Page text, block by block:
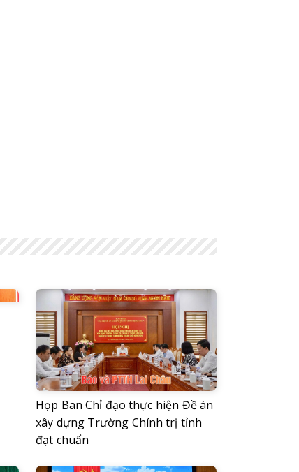
Họp Ban Chỉ đạo thực hiện Đề án
xây dựng Trường Chính trị tỉnh
đạt chuẩn